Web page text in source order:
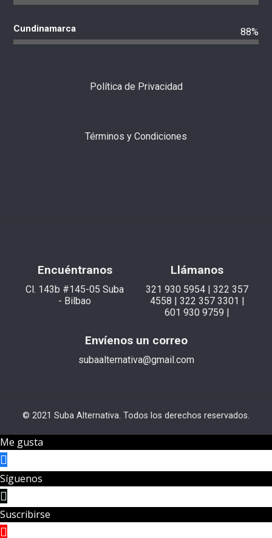
Cundinamarca 88%
Política de Privacidad
Términos y Condiciones
Encuéntranos
Cl. 143b #145-05 Suba
- Bilbao
Llámanos
321 930 5954 | 322 357
4558 | 322 357 3301 |
601 930 9759 |
Envíenos un correo
subaalternativa@gmail.com
© 2021 Suba Alternativa. Todos los derechos reservados.
Me gusta
Síguenos
Suscribirse